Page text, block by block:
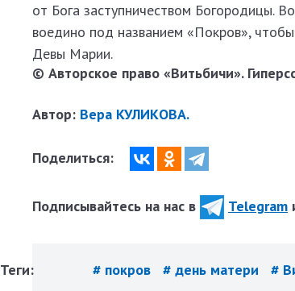
от Бога заступничеством Богородицы.
воедино под названием «Покров»,
Девы Марии.
© Авторское право «Витьбичи».
Автор: Вера КУЛИКОВА.
Поделиться:
Подписывайтесь на нас в Telegram
Теги: # покров # день матери #